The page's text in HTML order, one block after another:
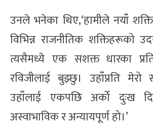
उनले भनेका थिए,‘हामीले नयाँ
विभिन्न राजनीतिक शक्तिहरूको
त्यसैमध्ये एक सशक्त धारका
रविजीलाई बुझ्छु। उहाँप्रति
उहाँलाई एकपछि अर्को दुःख
अस्वाभाविक र अन्यायपूर्ण हो।’